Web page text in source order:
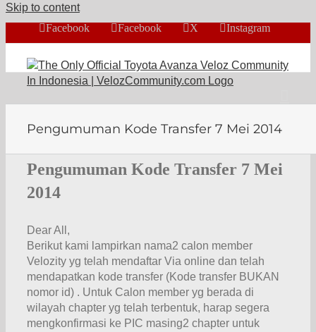
Skip to content
Facebook
Facebook X Instagram
Pengumuman Kode Transfer 7 Mei 2014
Pengumuman Kode Transfer 7 Mei
2014
Dear All,
Berikut kami lampirkan nama2 calon member
Velozity yg telah mendaftar Via online dan telah
mendapatkan kode transfer (Kode transfer BUKAN
nomor id) . Untuk Calon member yg berada di
wilayah chapter yg telah terbentuk, harap segera
mengkonfirmasi ke PIC masing2 chapter untuk